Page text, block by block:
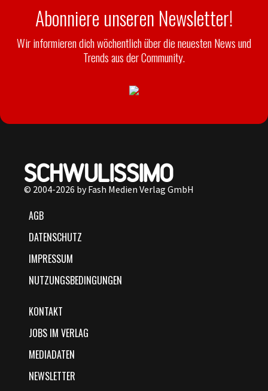
Abonniere unseren Newsletter!
Wir informieren dich wöchentlich über die neuesten News und
Trends aus der Community.
© 2004-2026 by Fash Medien Verlag GmbH
AGB
DATENSCHUTZ
IMPRESSUM
NUTZUNGSBEDINGUNGEN
KONTAKT
JOBS IM VERLAG
MEDIADATEN
NEWSLETTER